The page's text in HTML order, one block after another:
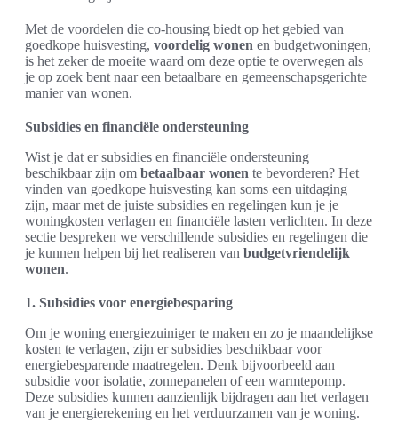
Met de voordelen die co-housing biedt op het gebied van
goedkope huisvesting, voordelig wonen en budgetwoningen,
is het zeker de moeite waard om deze optie te overwegen als
je op zoek bent naar een betaalbare en gemeenschapsgerichte
manier van wonen.
Subsidies en financiële ondersteuning
Wist je dat er subsidies en financiële ondersteuning
beschikbaar zijn om betaalbaar wonen te bevorderen? Het
vinden van goedkope huisvesting kan soms een uitdaging
zijn, maar met de juiste subsidies en regelingen kun je je
woningkosten verlagen en financiële lasten verlichten. In deze
sectie bespreken we verschillende subsidies en regelingen die
je kunnen helpen bij het realiseren van budgetvriendelijk
wonen.
1. Subsidies voor energiebesparing
Om je woning energiezuiniger te maken en zo je maandelijkse
kosten te verlagen, zijn er subsidies beschikbaar voor
energiebesparende maatregelen. Denk bijvoorbeeld aan
subsidie voor isolatie, zonnepanelen of een warmtepomp.
Deze subsidies kunnen aanzienlijk bijdragen aan het verlagen
van je energierekening en het verduurzamen van je woning.